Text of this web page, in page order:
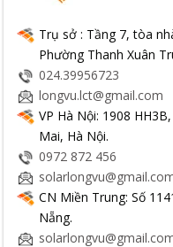
Trụ sở : Tầng 7, tòa
Phường Thanh Xuân
024.39956723
longvu.lct@gmail.com
VP Hà Nội: 1908
Mai, Hà Nội.
0972 872 456
CN Miền Trung: Số
Nẵng.